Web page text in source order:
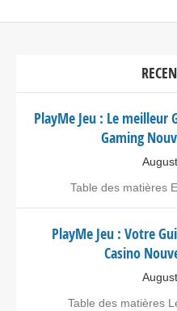
PlayMe Jeu : Le meilleur
Gaming
Table des matières
PlayMe Jeu : Votre
Casino
Table des matières